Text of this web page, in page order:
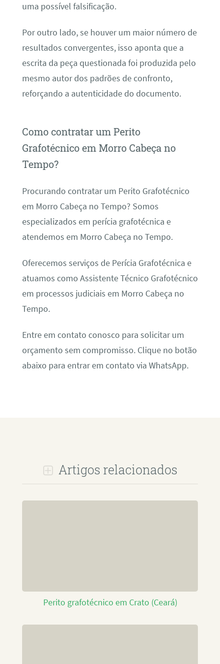
uma possível falsificação.
Por outro lado, se houver um maior número de
resultados convergentes, isso aponta que a
escrita da peça questionada foi produzida pelo
mesmo autor dos padrões de confronto,
reforçando a autenticidade do documento.
Como contratar um Perito
Grafotécnico em Morro Cabeça no
Tempo?
Procurando contratar um Perito Grafotécnico
em Morro Cabeça no Tempo? Somos
especializados em perícia grafotécnica e
atendemos em Morro Cabeça no Tempo.
Oferecemos serviços de Perícia Grafotécnica e
atuamos como Assistente Técnico Grafotécnico
em processos judiciais em Morro Cabeça no
Tempo.
Entre em contato conosco para solicitar um
orçamento sem compromisso. Clique no botão
abaixo para entrar em contato via WhatsApp.
Artigos relacionados
Perito grafotécnico em Crato (Ceará)